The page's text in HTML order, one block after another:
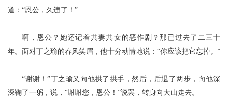
道： “恩公，久违了！”
啊，恩公？她还记着共妻共女的恶作剧？那已过去了二三十
年。面对丁之瑜的春风笑眉，他十分动情地说： “你应该把它忘掉。”
“谢谢！”丁之瑜又向他拱了拱手，然后，后退了两步，向他深
深鞠了一躬，说，“谢谢您，恩公！”说罢，转身向大山走去。